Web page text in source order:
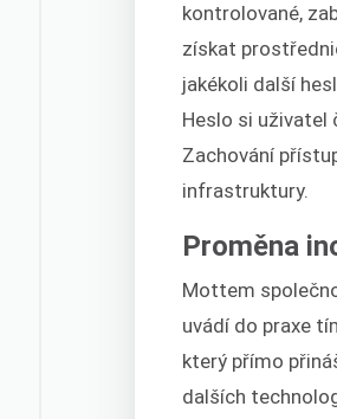
kontrolované,
získat
jakékoli další
Heslo si uživatel
Zachování
infrastruktury.
Proměna
Mottem
uvádí do praxe
který přímo
dalších